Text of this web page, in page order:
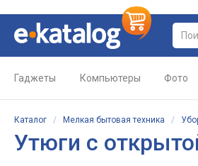
Гаджеты Компьютеры Фото
Каталог / Мелкая бытовая техника /
Утюги с